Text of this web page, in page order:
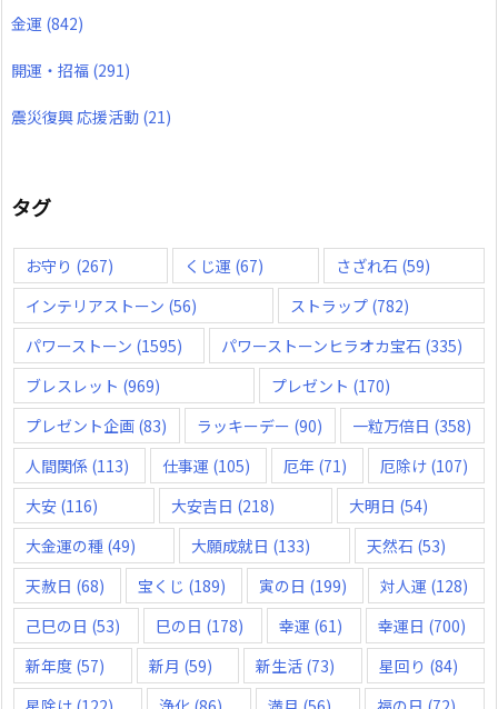
金運 (842)
開運・招福 (291)
震災復興 応援活動 (21)
タグ
お守り (267) くじ運 (67) さざれ石 (59)
インテリアストーン (56) ストラップ(782)
パワーストーン (1595) パワーストーンヒラオカ宝石 (335)
ブレスレット (969) プレゼント (170)
プレゼント企画 (83) ラッキーデー (90) 一粒万倍日 (358)
人間関係 (113) 仕事運 (105) 厄年 (71) 厄除け (107)
大安 (116) 大安吉日 (218) 大明日 (54)
大金運の種 (49) 大願成就日 (133) 天然石 (53)
天赦日 (68) 宝くじ (189) 寅の日 (199) 対人運 (128)
己巳の日 (53) 巳の日 (178) 幸運 (61) 幸運日 (700)
新年度 (57) 新月 (59) 新生活 (73) 星回り (84)